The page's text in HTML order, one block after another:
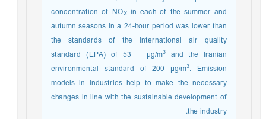
concentration of NOX in each of the summer and
autumn seasons in a 24-hour period was lower than
the standards of the international air quality
standard (EPA) of 53 µg/m and the Iranian
environmental standard of 200 µg/m
. Emission
models in industries help to make the necessary
changes in line with the sustainable development of
the industry.